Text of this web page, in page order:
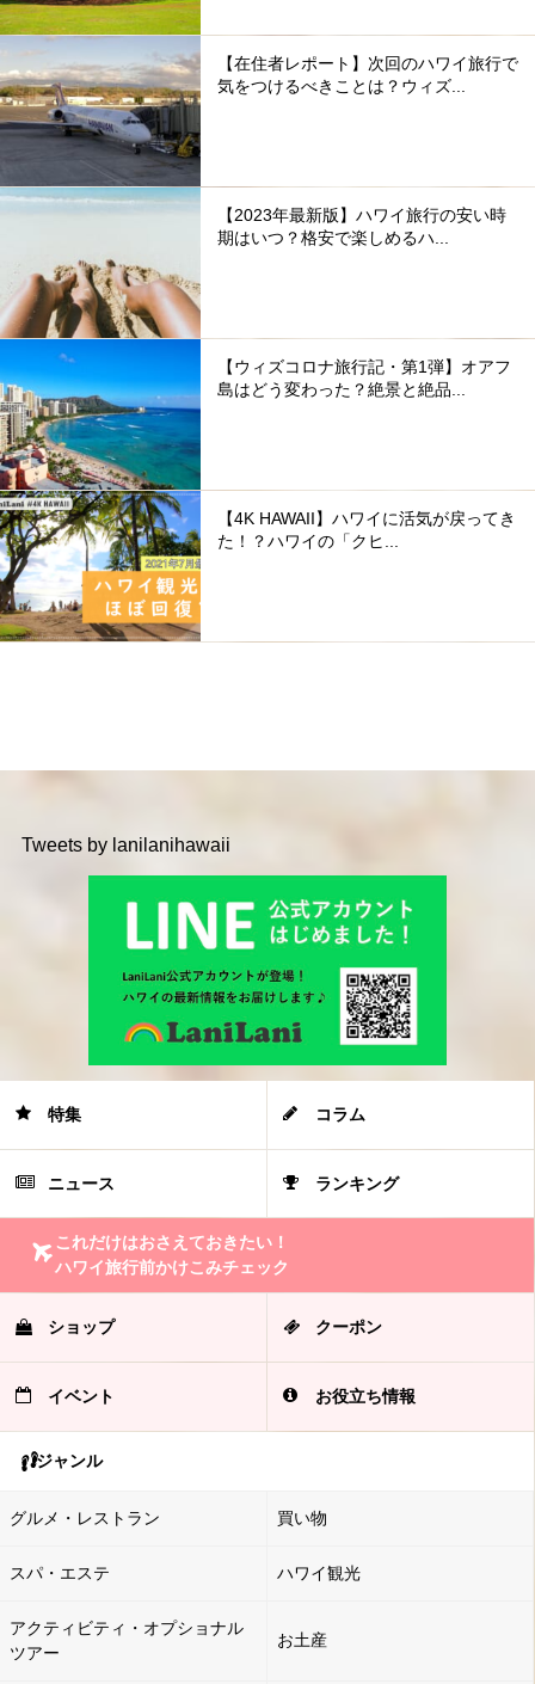
【在住者レポート】次回のハワイ旅行で
気をつけるべきことは？ウィズ...
【2023年最新版】ハワイ旅行の安い時
期はいつ？格安で楽しめるハ...
【ウィズコロナ旅行記・第1弾】オアフ
島はどう変わった？絶景と絶品...
【4K HAWAII】ハワイに活気が戻ってき
た！？ハワイの「クヒ...
Tweets by lanilanihawaii
特集 コラム
ニュース ランキング
これだけはおさえておきたい！
ハワイ旅行前かけこみチェック
ショップ クーポン
イベント お役立ち情報
ジャンル
グルメ・レストラン 買い物
スパ・エステ ハワイ観光
アクティビティ・オプショナル
ツアー
お土産